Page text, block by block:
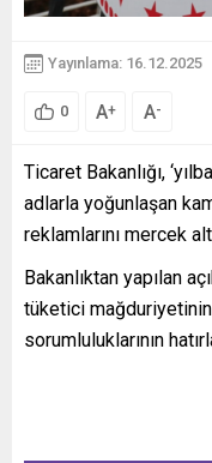
Yayınlama: 16.12.2025
0 A+ A-
Ticaret Bakanlığı,
adlarla yoğunlaşan
reklamlarını mercek
Bakanlıktan yapılan
tüketici
sorumluluklarının